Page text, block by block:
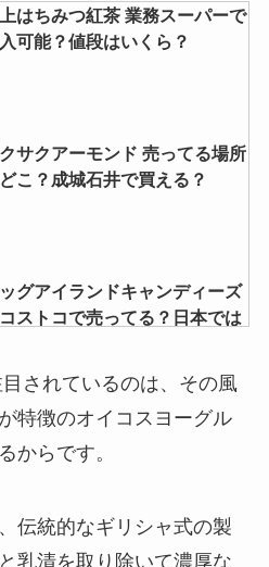
はちみつ紅茶 業務スーパーで
可能？値段はいくら？
サクアーモンド 売ってる場所
こ？成城石井で買える？
グアイランドキャンディーズ
ストコで売ってる？日本では
！
ニで売ってる？東京駅での販
されているのは、その風
特徴のオイコスヨーグル
からです。
伝統的なギリシャ式の製
乳清を取り除いて濃厚な